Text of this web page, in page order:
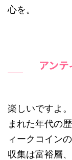
心を。
アン
楽しいですよ
まれた年代の
ィークコイン
収集は富裕層